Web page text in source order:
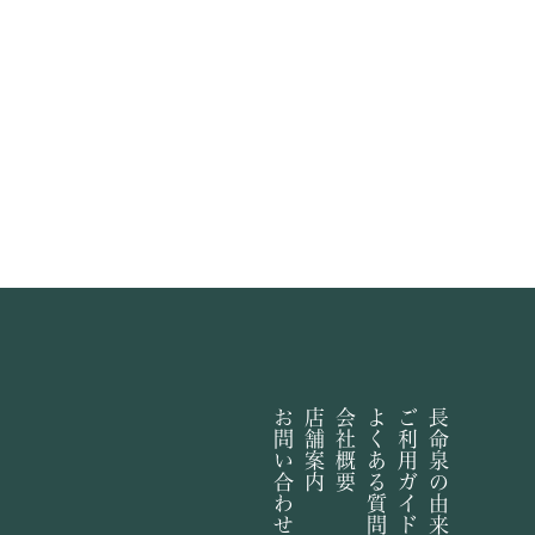
長命泉の由来
ご利用ガイド
よくある質問
会社概要
店舗案内
お問い合わせ